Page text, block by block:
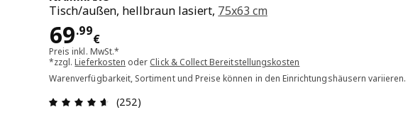
Tisch/außen, hellbraun lasiert, 75x63 cm
69.99
€
Preis 69.99€
Preis inkl. MwSt.*
*zzgl.Lieferkosten oder Click & Collect Bereitstellungskosten
Warenverfügbarkeit, Sortiment und Preise können in den Einrichtungshäusern variieren.
Bewertung: 4.6 von 5 Sterne Alle Bewertungen: 252
(252)